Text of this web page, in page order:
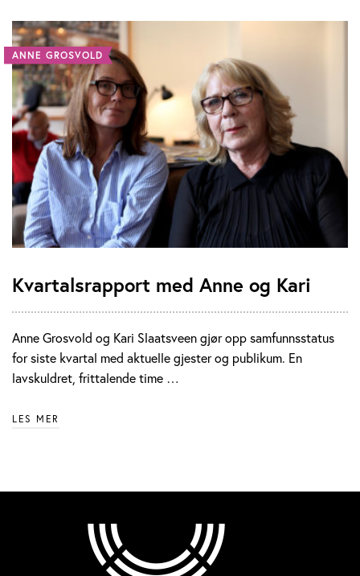
ANNE GROSVOLD
Kvartalsrapport med Anne og Kari
Anne Grosvold og Kari Slaatsveen gjør opp samfunnsstatus
for siste kvartal med aktuelle gjester og publikum. En
lavskuldret, frittalende time …
LES MER